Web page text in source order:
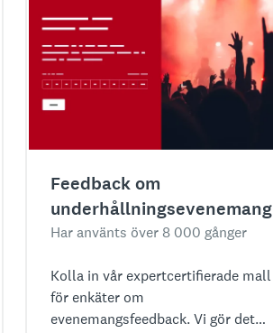
Feedback om
underhållningsevenemang
Har använts över 8 000 gånger
Kolla in vår expertcertifierade mall
för enkäter om
evenemangsfeedback. Vi gör det